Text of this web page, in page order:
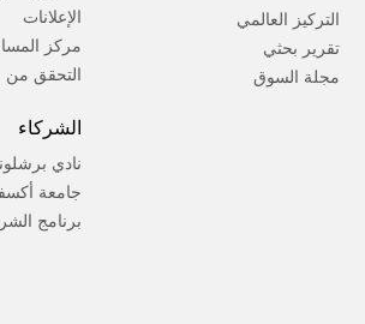
التركيز العالمي
تقرير بحثي
مجلة السوق
الإعلانات
مركز
التحقق من
الشركاء
نادي
جامعة
برنامج